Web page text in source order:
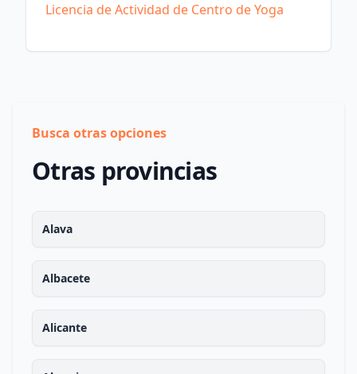
Licencia de Actividad de Centro de Yoga
Busca otras opciones
Otras provincias
Alava
Albacete
Alicante